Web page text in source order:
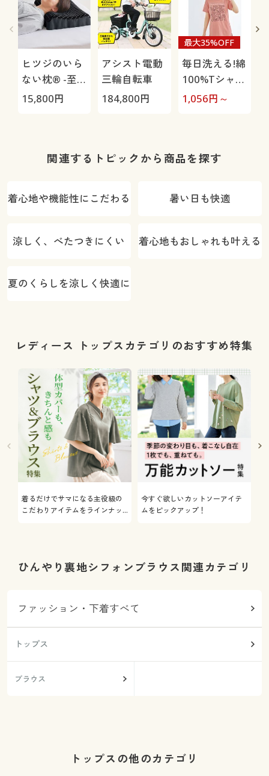
ヒツジのいら
ない枕® -至
極-
15,800円
アシスト電動
三輪自転車
184,800円
毎日洗える!綿
100%Tシャツ
(セミロング
最大35%OFF
1,056円～
関連するトピックから商品を探す
着心地や機能性にこだわる 暑い日も快適
涼しく、べたつきにくい 着心地もおしゃれも叶える
夏のくらしを涼しく快適に
レディース トップスカテゴリのおすすめ特集
着るだけでサマになる主役級の
こだわりアイテムをラインナッ
今すぐ欲しいカットソーアイテ
ムをピックアップ！
ひんやり裏地シフォンブラウス関連カテゴリ
ファッション・下着すべて
トップス
ブラウス
トップスの他のカテゴリ